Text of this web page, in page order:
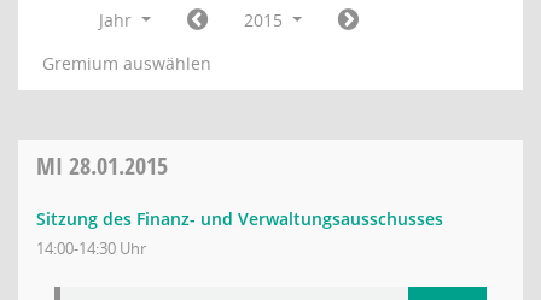
Jahr
2015
Gremium auswählen
MI 28.01.2015
Sitzung des Finanz- und Verwaltungsausschusses
14:00-14:30 Uhr